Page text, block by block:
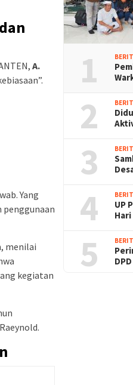
A.
Yang
penggunaan
, menilai
kegiatan
1
2
3
4
UP
5